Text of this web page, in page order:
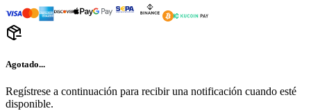
Agotado...
Regístrese a continuación para recibir una notificación cuando esté
disponible.